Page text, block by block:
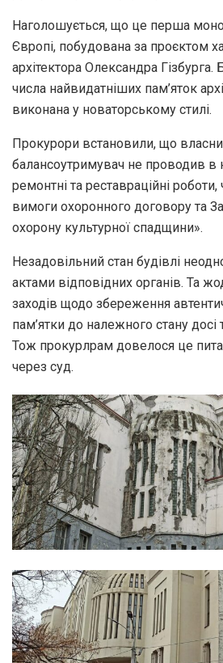
Наголошується, що це перша
Європі, побудована за проєктом
архітектора Олександра Гізбурга.
числа найвидатніших пам’яток
виконана у новаторському стилі.
Прокурори встановили, що
балансоутримувач не проводив в
ремонтні та реставраційні
вимоги охоронного договору та
охорону культурної спадщини».
Незадовільний стан будівлі
актами відповідних органів. Та
заходів щодо збереження
пам’ятки до належного стану досі
Тож прокурлрам довелося це
через суд.